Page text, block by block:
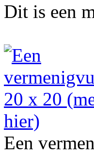
Dit is een
Een